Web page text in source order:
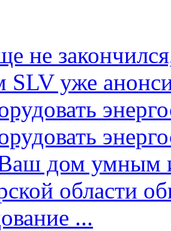
не
SLV уже
дом умным
области
...